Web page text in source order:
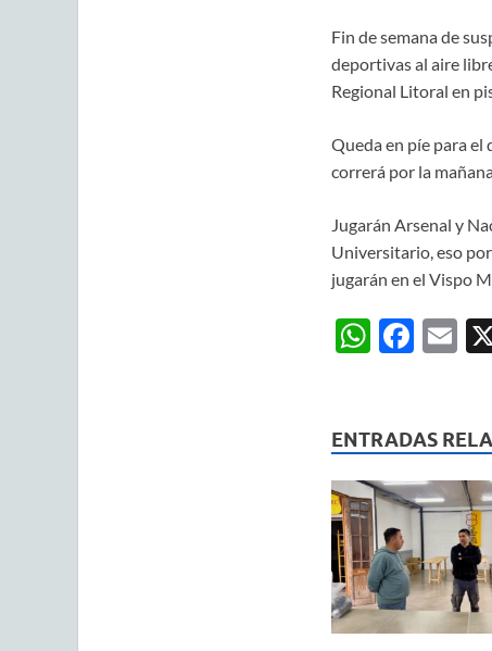
Fin de semana de
deportivas al aire
Regional Litoral en
Queda en píe para el
correrá por la
Jugarán Arsenal y
Universitario, eso
jugarán en el Vispo
W
s
A
p
p
F
b
o
o
k
E
ENTRADAS